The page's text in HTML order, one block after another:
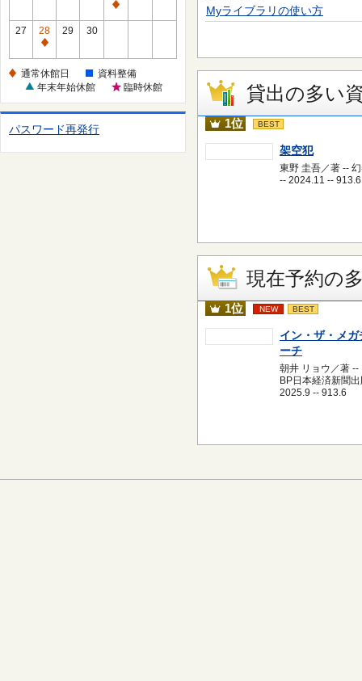
館
日
通
館
日
27
28
通
休
日
29 30
通常休館日
資料整備
年末年始休館
臨時休館
パスワード再発行
Myライブラリの使い方
貸出の多い
1位 BEST
架空犯
東野 圭吾／著 --
-- 2024.11 -- 913.6
現在予約の
1位 NEW BEST
イン・ザ・メガ
ーチ
朝井 リョウ／著 --
BP日本経済新聞
2025.9 -- 913.6